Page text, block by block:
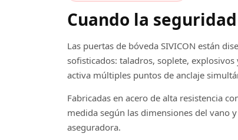
Cuando la
Las puertas de bóveda SIVICON están
sofisticados: taladros, soplete,
activa múltiples puntos de anclaje
Fabricadas en acero de alta resistencia
medida según las dimensiones del vano
aseguradora.